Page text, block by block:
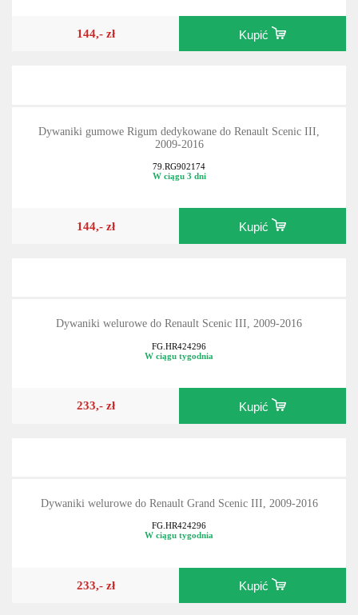
144,- zł Kupić
Dywaniki gumowe Rigum dedykowane do Renault Scenic III,
2009-2016
79.RG902174
W ciągu 3 dni
144,- zł Kupić
Dywaniki welurowe do Renault Scenic III, 2009-2016
FG.HR424296
W ciągu tygodnia
233,- zł Kupić
Dywaniki welurowe do Renault Grand Scenic III, 2009-2016
FG.HR424296
W ciągu tygodnia
233,- zł Kupić